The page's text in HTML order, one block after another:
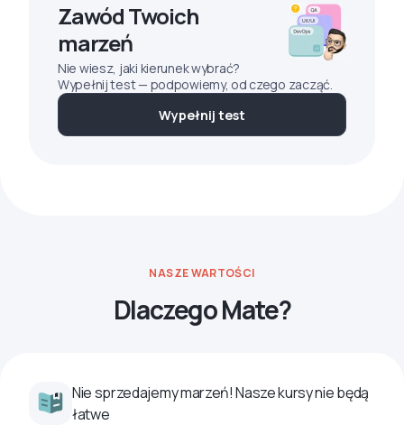
Zawód Twoich
marzeń
Nie wiesz, jaki kierunek wybrać?
Wypełnij test — podpowiemy, od czego zacząć.
Wypełnij test
NASZE WARTOŚCI
Dlaczego Mate?
Nie sprzedajemy marzeń! Nasze kursy nie będą
łatwe